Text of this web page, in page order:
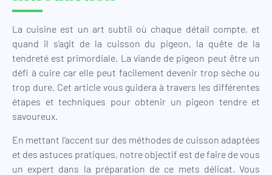
La cuisine est un art subtil où chaque détail compte, et
quand il s’agit de la cuisson du pigeon, la quête de la
tendreté est primordiale. La viande de pigeon peut être un
défi à cuire car elle peut facilement devenir trop sèche ou
trop dure. Cet article vous guidera à travers les différentes
étapes et techniques pour obtenir un pigeon tendre et
savoureux.
En mettant l’accent sur des méthodes de cuisson adaptées
et des astuces pratiques, notre objectif est de faire de vous
un expert dans la préparation de ce mets délicat. Vous